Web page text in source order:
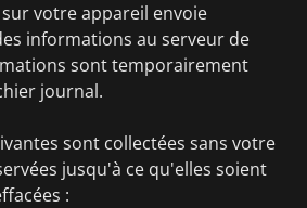
votre appareil envoie
informations au serveur de
sont temporairement
journal.
sont collectées sans votre
jusqu'à ce qu'elles soient
: